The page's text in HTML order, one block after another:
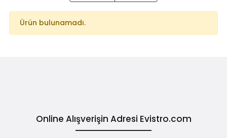
Ürün bulunamadı.
Online Alışverişin Adresi Evistro.com